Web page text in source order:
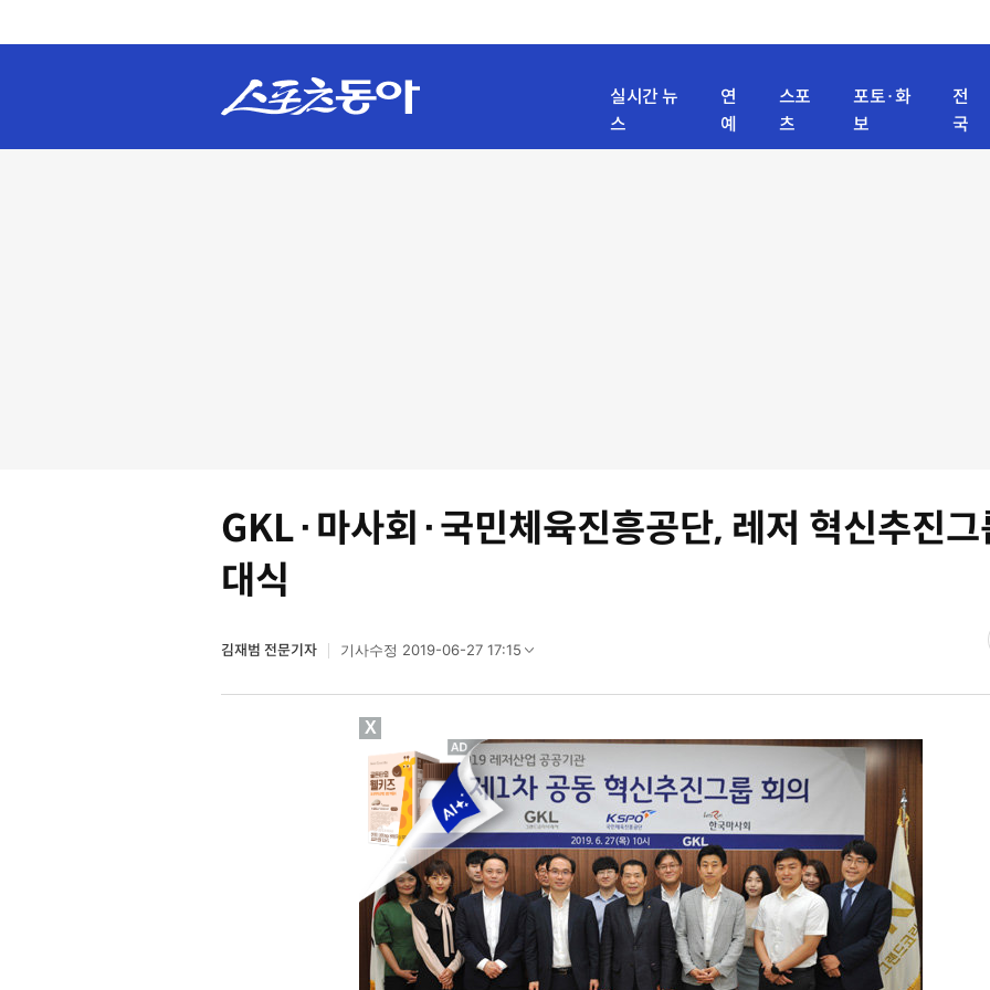
실시간 뉴
스
연
예
스포
츠
포토·화
보
전
국
GKL·마사회·국민체육진흥공단, 레저 혁신추진그
대식
김재범 전문기자 기사수정 2019-06-27 17:15
X